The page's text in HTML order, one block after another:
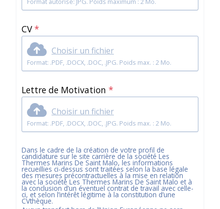
CV*
Choisir un fichier
Format: .PDF, .DOCX, .DOC, .JPG. Poids max. : 2 Mo.
Lettre de Motivation *
Choisir un fichier
Format: .PDF, .DOCX, .DOC, .JPG. Poids max. : 2 Mo.
Dans le cadre de la création de votre profil de
candidature sur le site carrière de la société Les
Thermes Marins De Saint Malo, les informations
recueillies ci-dessus sont traitées selon la base légale
des mesures précontractuelles à la mise en relation
avec la société Les Thermes Marins De Saint Malo et à
la conclusion d’un éventuel contrat de travail avec celle-
ci, et selon l’intérêt légitime à la constitution d’une
CVthèque.